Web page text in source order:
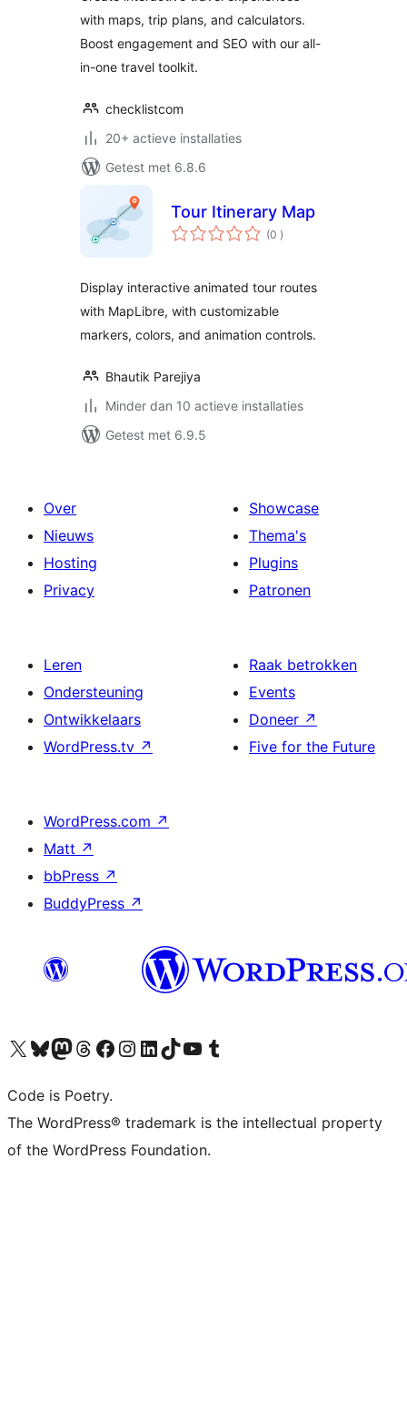
with maps, trip plans, and calculators.
Boost engagement and SEO with our all-
in-one travel toolkit.
checklistcom
20+ actieve installaties
Getest met 6.8.6
Tour Itinerary Map
(0 aantal
beoordelingen
)
Display interactive animated tour routes
with MapLibre, with customizable
markers, colors, and animation controls.
Bhautik Parejiya
Minder dan 10 actieve installaties
Getest met 6.9.5
Over
Nieuws
Hosting
Privacy
Showcase
Thema's
Plugins
Patronen
Leren
Ondersteuning
Ontwikkelaars
WordPress.tv ↗
Raak betrokken
Events
Doneer ↗
Five for the Future
WordPress.com ↗
Matt ↗
bbPress ↗
BuddyPress ↗
Bezoek ons X (voorheen Twitter) account
Bezoek onze Bluesky account
Bezoek ons Mastodon account
Bezoek onze Threads account
Onze Facebookpagina bezoeken
Bezoek onze Instagram account
Bezoek onze LinkedIn account
Bezoek onze TikTok account
Bezoek ons YouTube kanaalBezoek onze Tumblr account
Code is Poetry.
The WordPress® trademark is the intellectual property
of the WordPress Foundation.